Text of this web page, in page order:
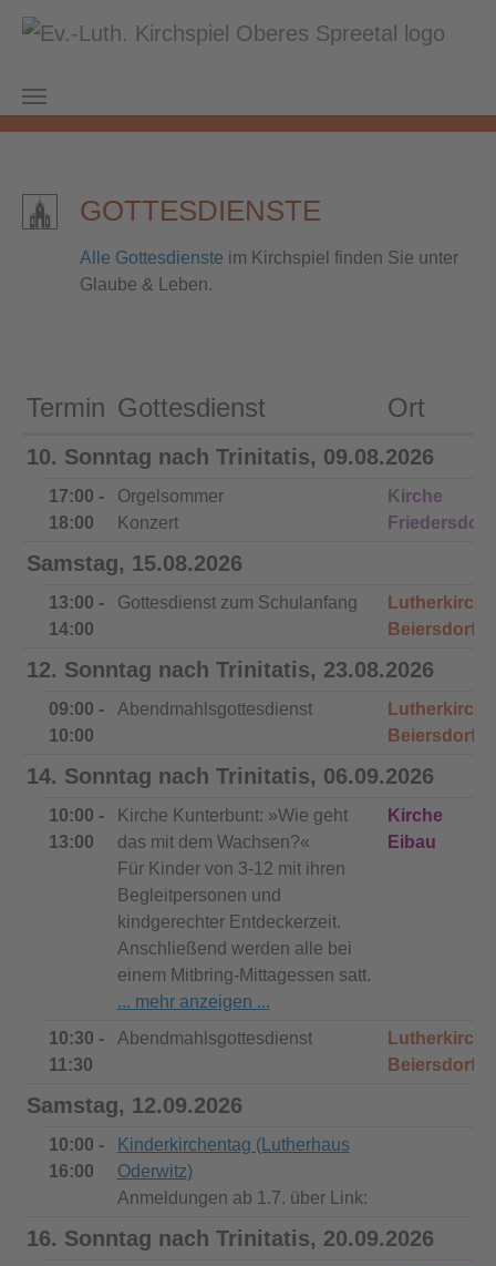
Zum Hauptinhalt springen
Sie sind hier:
Kirchspiel Oberes Spreetal
GOTTESDIENSTE
Alle Gottesdienste im Kirchspiel finden Sie unter
Glaube & Leben.
Termin Gottesdienst Ort
10. Sonntag nach Trinitatis, 09.08.2026
17:00 -
18:00
Orgelsommer
Konzert
Kirche
Friedersdorf
Samstag, 15.08.2026
13:00 -
14:00
Gottesdienst zum Schulanfang
Lutherkirche
Beiersdorf
12. Sonntag nach Trinitatis, 23.08.2026
09:00 -
10:00
Abendmahlsgottesdienst
Lutherkirche
Beiersdorf
14. Sonntag nach Trinitatis, 06.09.2026
10:00 -
13:00
Kirche Kunterbunt: »Wie geht
das mit dem Wachsen?«
Für Kinder von 3-12 mit ihren
Begleitpersonen und
kindgerechter Entdeckerzeit.
Anschließend werden alle bei
einem Mitbring-Mittagessen satt.
Kirche
Eibau
10:30 -
11:30
Abendmahlsgottesdienst
Lutherkirche
Beiersdorf
Samstag, 12.09.2026
10:00 -
16:00
Kinderkirchentag (Lutherhaus
Oderwitz)
Anmeldungen ab 1.7. über Link:
16. Sonntag nach Trinitatis, 20.09.2026